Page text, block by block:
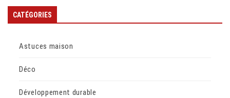
CATÉGORIES
Astuces maison
Déco
Développement durable